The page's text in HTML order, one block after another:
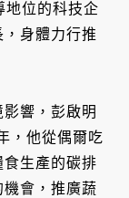
地位的科技企
身體力行推
響，彭啟明
，他從偶爾吃
生產的碳排
會，推廣蔬